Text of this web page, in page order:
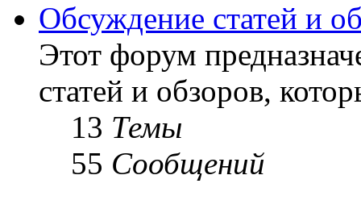
Обсуждение статей и
Этот форум
статей и обзоров,
13 Темы
55 Сообщений